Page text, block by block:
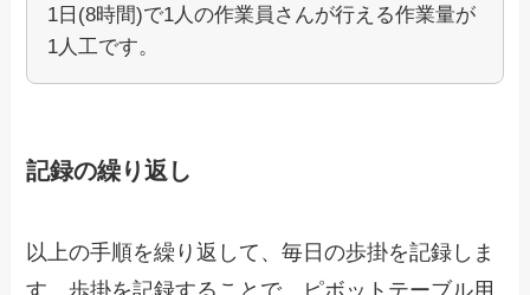
1日(8時間)で1人の作業員さんが行える作業量が
1人工です。
記録の繰り返し
以上の手順を繰り返して、毎日の歩掛を記録しま
す。歩掛を記録することで、ピボットテーブル用